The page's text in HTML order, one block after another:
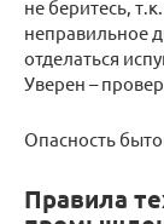
не беритесь,
неправильное
отделаться
Уверен –
Опасность
Правила